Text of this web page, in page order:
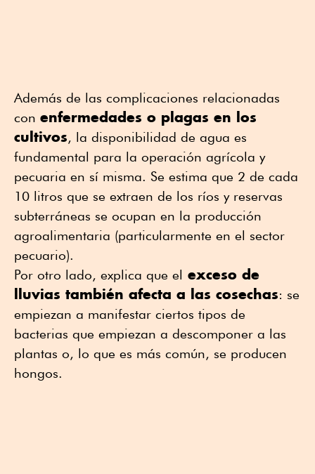
Además de las complicaciones relacionadas
con enfermedades o plagas en los
cultivos, la disponibilidad de agua es
fundamental para la operación agrícola y
pecuaria en sí misma. Se estima que 2 de cada
10 litros que se extraen de los ríos y reservas
subterráneas se ocupan en la producción
agroalimentaria (particularmente en el sector
pecuario).
Por otro lado, explica que el exceso de
lluvias también afecta a las cosechas: se
empiezan a manifestar ciertos tipos de
bacterias que empiezan a descomponer a las
plantas o, lo que es más común, se producen
hongos.